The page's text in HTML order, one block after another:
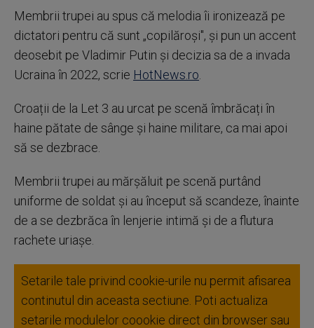
Membrii trupei au spus că melodia îi ironizează pe
dictatori pentru că sunt „copilăroși", și pun un accent
deosebit pe Vladimir Putin și decizia sa de a invada
Ucraina în 2022, scrie HotNews.ro
Croații de la Let 3 au urcat pe scenă îmbrăcați în
haine pătate de sânge și haine militare, ca mai apoi
să se dezbrace.
Membrii trupei au mărșăluit pe scenă purtând
uniforme de soldat și au început să scandeze, înainte
de a se dezbrăca în lenjerie intimă și de a flutura
rachete uriașe.
Setarile tale privind cookie-urile nu permit afisarea
continutul din aceasta sectiune. Poti actualiza
setarile modulelor coookie direct din browser sau